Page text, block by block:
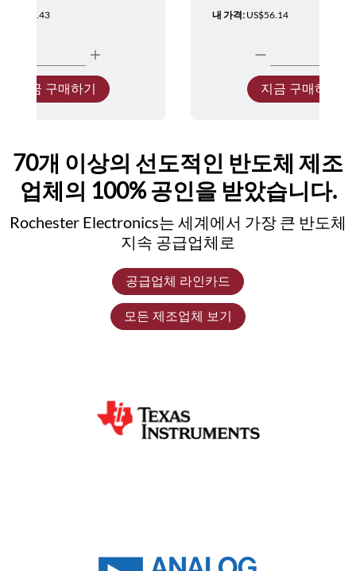
US$137.43
지금 구매하기
내 가격: US$56.14
지금 구매하기
70개 이상의 선도적인 반도체 제조
업체의 100% 공인을 받았습니다.
Rochester Electronics는 세계에서 가장 큰 반도체
지속 공급업체로
공급업체 라인카드
모든 제조업체 보기